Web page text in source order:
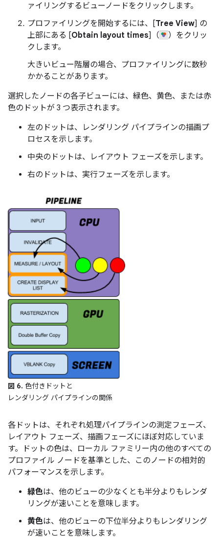
ァイリングするビューノードをクリックします。
プロファイリングを開始するには、[Tree View] の
上部にある [Obtain layout times]（
）をクリッ
クします。
大きいビュー階層の場合、プロファイリングに数秒
かかることがあります。
選択したノードの各子ビューには、緑色、黄色、または赤
色のドットが 3 つ表示されます。
左のドットは、レンダリング パイプラインの描画プ
ロセスを示します。
中央のドットは、レイアウト フェーズを示します。
右のドットは、実行フェーズを示します。
図 6. 色付きドットと
レンダリング パイプラインの関係
各ドットは、それぞれ処理パイプラインの測定フェーズ、
レイアウト フェーズ、描画フェーズにほぼ対応していま
す。ドットの色は、ローカル ファミリー内の他のすべての
プロファイル ノードを基準とした、このノードの相対的
パフォーマンスを示します。
緑色は、他のビューの少なくとも半分よりもレンダ
リングが速いことを意味します。
黄色は、他のビューの下位半分よりもレンダリング
が速いことを意味します。